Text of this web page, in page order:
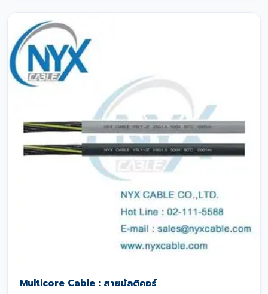
Multicore Cable : สายมัลติคอร์